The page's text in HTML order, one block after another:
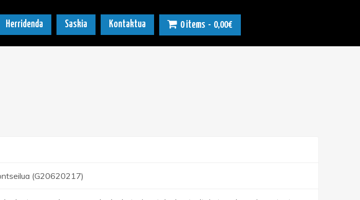
Herridenda Saskia Kontaktua 0 items 0,00€
(G20620217)